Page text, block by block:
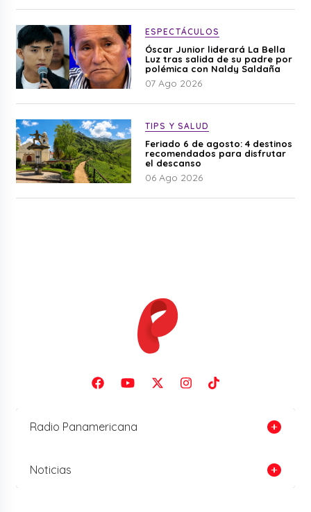
ESPECTÁCULOS
Óscar Junior liderará La Bella
Luz tras salida de su padre por
polémica con Naldy Saldaña
07 Ago 2026
TIPS Y SALUD
Feriado 6 de agosto: 4 destinos
recomendados para disfrutar
el descanso
06 Ago 2026
Radio Panamericana
Noticias